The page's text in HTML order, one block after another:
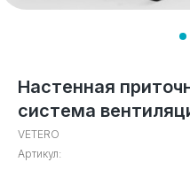
Настенная
система
VETERO
Артикул: